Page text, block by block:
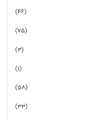
(46)
(75)
(3)
(1)
(58)
(33)